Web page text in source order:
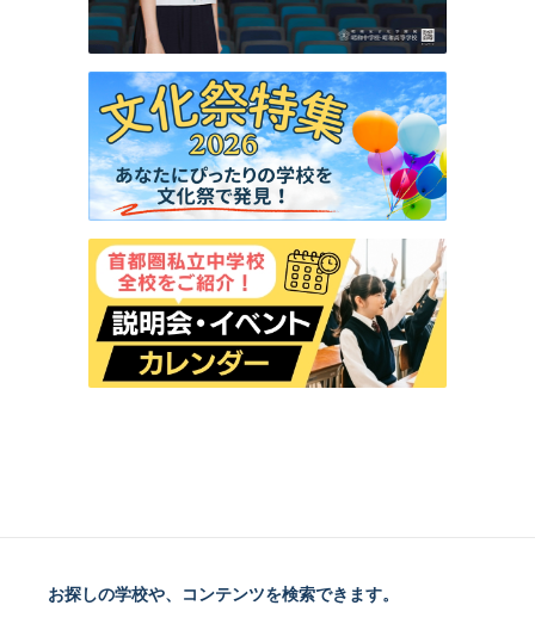
お探しの学校や、コンテンツを検索できます。